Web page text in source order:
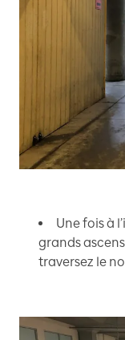
Une fois à
grands
traversez le